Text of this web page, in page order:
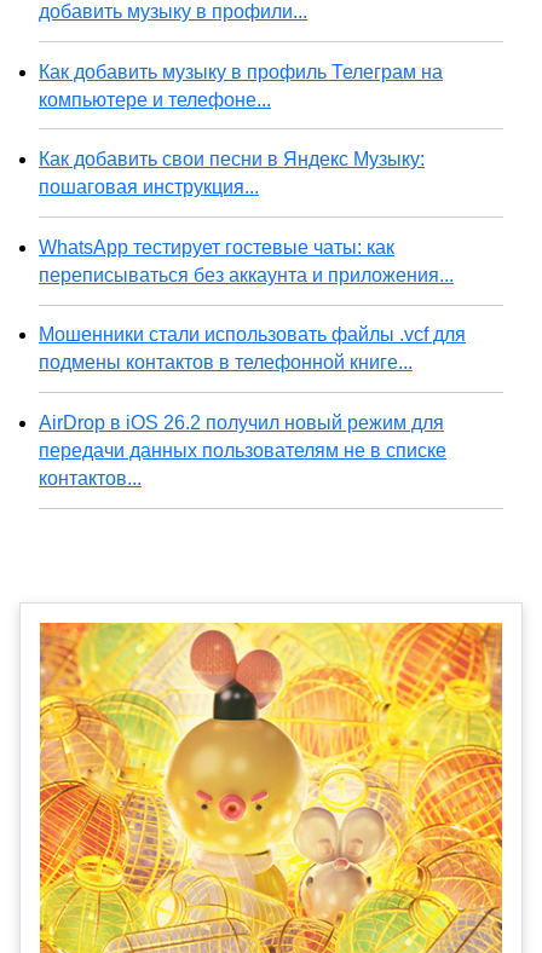
добавить музыку в профили...
Как добавить музыку в профиль Телеграм на
компьютере и телефоне...
Как добавить свои песни в Яндекс Музыку:
пошаговая инструкция...
WhatsApp тестирует гостевые чаты: как
переписываться без аккаунта и приложения...
Мошенники стали использовать файлы .vcf для
подмены контактов в телефонной книге...
AirDrop в iOS 26.2 получил новый режим для
передачи данных пользователям не в списке
контактов...